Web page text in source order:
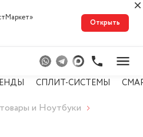
Открыть
СПЛИТ-СИСТЕМЫ
и Ноутбуки